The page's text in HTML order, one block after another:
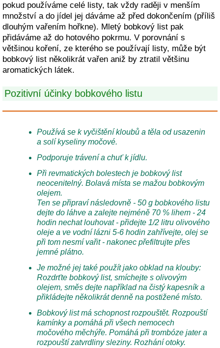
pokud používáme celé listy, tak vždy raději v menším
množství a do jídel jej dáváme až před dokončením (příliš
dlouhým vařením hořkne). Mletý bobkový list pak
přidáváme až do hotového pokrmu. V porovnání s
většinou koření, ze kterého se používají listy, může být
bobkový list několikrát vařen aniž by ztratil většinu
aromatických látek.
Pozitivní účinky bobkového listu
Používá se k vyčištění kloubů a těla od usazenin
a solí kyseliny močové.
Podporuje trávení a chuť k jídlu.
Při revmatických bolestech je bobkový list
neocenitelný. Bolavá místa se mažou bobkovým
olejem.
Ten se připraví následovně - 50 g bobkového listu
dejte do láhve a zalejte nejméně 70 % lihem - 24
hodin nechat louhovat - přidejte 1/2 litru olivového
oleje a ve vodní lázni 5-6 hodin zahřívejte, olej se
při tom nesmí vařit - nakonec přefiltrujte přes
jemné plátno.
Je možné jej také použít jako obklad na klouby:
Rozdrťte bobkový list, smíchejte s olivovým
olejem, směs dejte například na čistý kapesník a
přikládejte několikrát denně na postižené místo.
Bobkový list má schopnost rozpouštět. Rozpouští
kamínky a pomáhá při všech nemocech
močového měchýře. Pomáhá při trombóze jater a
rozpouští zatvrdliny sleziny. Rozhání otoky.